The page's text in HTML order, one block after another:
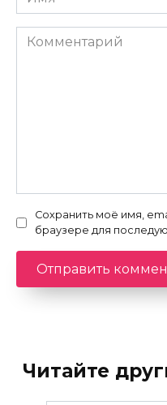
*
Комментарий
Сохранить моё имя,
браузере для
Читайте